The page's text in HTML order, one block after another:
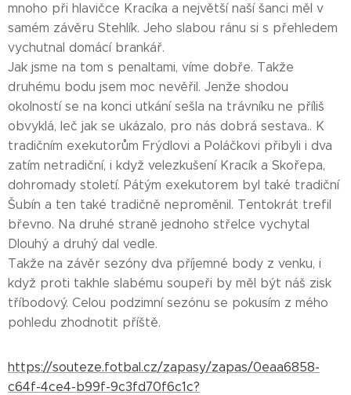
mnoho při hlavičce Kracíka a největší naší šanci měl v
samém závěru Stehlík. Jeho slabou ránu si s přehledem
vychutnal domácí brankář.
Jak jsme na tom s penaltami, víme dobře. Takže
druhému bodu jsem moc nevěřil. Jenže shodou
okolností se na konci utkání sešla na trávníku ne příliš
obvyklá, leč jak se ukázalo, pro nás dobrá sestava.. K
tradičním exekutorům Frýdlovi a Poláčkovi přibyli i dva
zatím netradiční, i když velezkušení Kracík a Skořepa,
dohromady století. Pátým exekutorem byl také tradiční
Šubín a ten také tradičně neproměnil. Tentokrát trefil
břevno. Na druhé straně jednoho střelce vychytal
Dlouhý a druhý dal vedle.
Takže na závěr sezóny dva příjemné body z venku, i
když proti takhle slabému soupeři by měl být náš zisk
tříbodový. Celou podzimní sezónu se pokusím z mého
pohledu zhodnotit příště.
https://souteze.fotbal.cz/zapasy/zapas/0eaa6858-
c64f-4ce4-b99f-9c3fd70f6c1c?